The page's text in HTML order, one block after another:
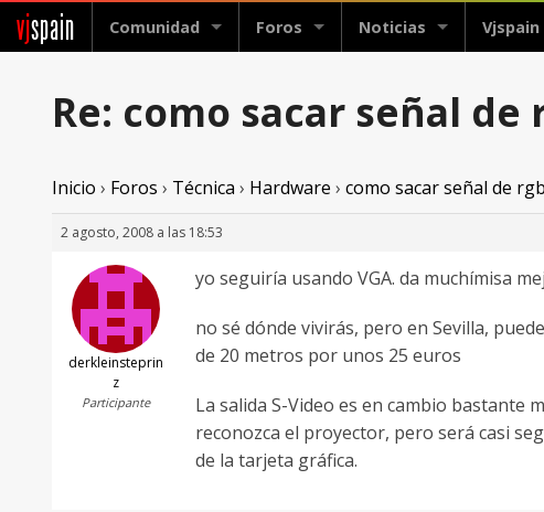
vjspain Comunidad Foros Noticias Vjspain
Re: como sacar señal de
Inicio › Foros › Técnica › Hardware › como sacar señal de
2 agosto, 2008 a las 18:53
derkleinsteprin
z
Participante
yo seguiría usando VGA. da muchímisa
no sé dónde vivirás, pero en Sevilla,
de 20 metros por unos 25 euros
La salida S-Video es en cambio bastante
reconozca el proyector, pero será casi
de la tarjeta gráfica.